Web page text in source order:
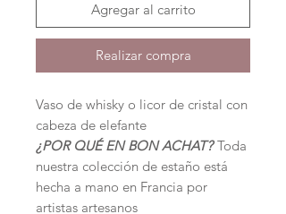
Agregar al carrito
Realizar compra
Vaso de whisky o licor de cristal con
cabeza de elefante
¿POR QUÉ EN BON ACHAT?Toda
nuestra colección de estaño está
hecha a mano en Francia por
artistas artesanos